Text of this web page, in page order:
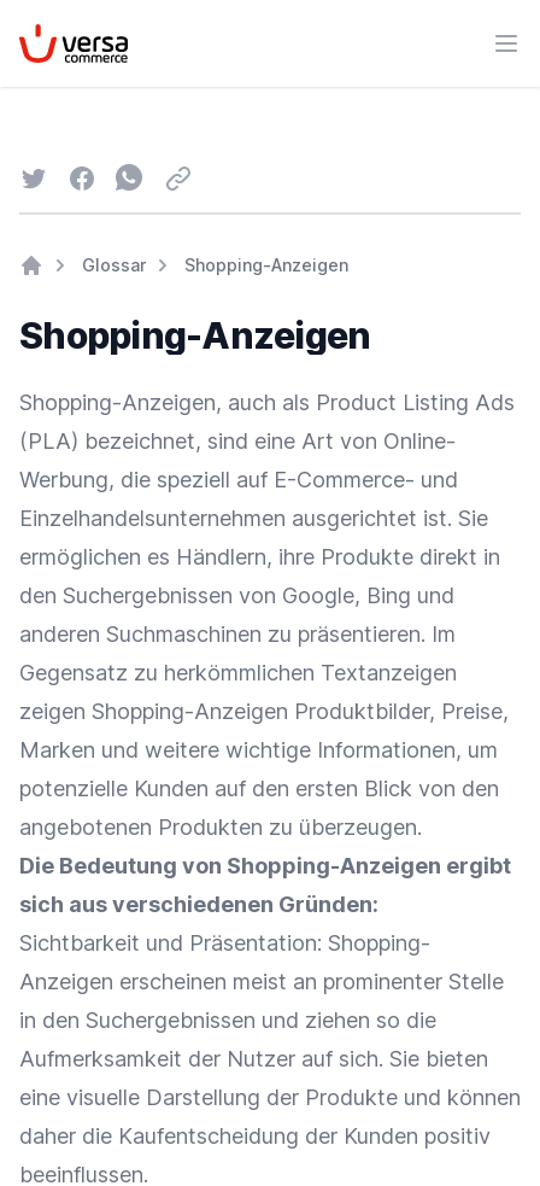
VersaCommerce
TwitterFacebookWhatsapp
Email
Glossar Shopping-Anzeigen
Shopping-Anzeigen
Shopping-Anzeigen, auch als Product Listing Ads
(PLA) bezeichnet, sind eine Art von Online-
Werbung, die speziell auf E-Commerce- und
Einzelhandelsunternehmen ausgerichtet ist. Sie
ermöglichen es Händlern, ihre Produkte direkt in
den Suchergebnissen von Google, Bing und
anderen Suchmaschinen zu präsentieren. Im
Gegensatz zu herkömmlichen Textanzeigen
zeigen Shopping-Anzeigen Produktbilder, Preise,
Marken und weitere wichtige Informationen, um
potenzielle Kunden auf den ersten Blick von den
angebotenen Produkten zu überzeugen.
Die Bedeutung von Shopping-Anzeigen ergibt
sich aus verschiedenen Gründen:
Sichtbarkeit und Präsentation: Shopping-
Anzeigen erscheinen meist an prominenter Stelle
in den Suchergebnissen und ziehen so die
Aufmerksamkeit der Nutzer auf sich. Sie bieten
eine visuelle Darstellung der Produkte und können
daher die Kaufentscheidung der Kunden positiv
beeinflussen.